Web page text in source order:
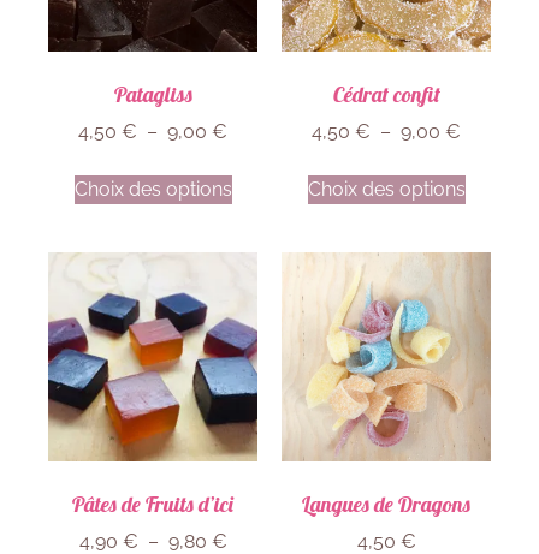
Patagliss
4,50 € – 9,00 €
Choix des options
Cédrat confit
4,50 € – 9,00 €
Choix des options
Pâtes de Fruits d’ici
4,90 € – 9,80 €
Langues de Dragons
4,50 €